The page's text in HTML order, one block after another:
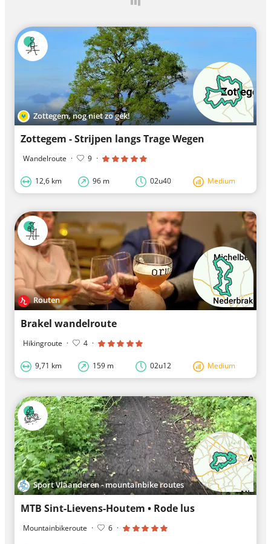
Zottegem, nog niet zo gek!
Zottegem - Strijpen langs Trage Wegen
Wandelroute · 9 ·
12,6 km 96 m 02u40 Medium
Routen
Brakel wandelroute
Hikingroute · 4 ·
9,71 km 159 m 02u12 Medium
Sport Vlaanderen - mountainbike routes
MTB Sint-Lievens-Houtem • Rode lus
Mountainbikeroute · 6 ·